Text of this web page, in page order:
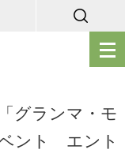
メ
ニ
開
グランマ・モ
ント エント